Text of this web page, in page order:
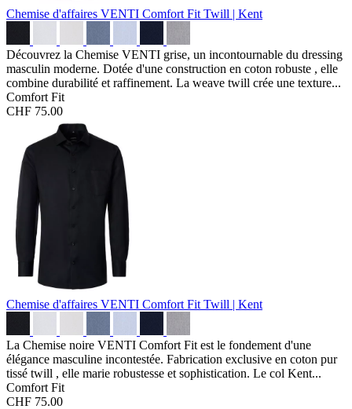
Chemise d'affaires VENTI Comfort Fit Twill | Kent
Découvrez la Chemise VENTI grise, un incontournable du dressing
masculin moderne. Dotée d'une construction en coton robuste , elle
combine durabilité et raffinement. La weave twill crée une texture...
Comfort Fit
CHF 75.00
Chemise d'affaires VENTI Comfort Fit Twill | Kent
La Chemise noire VENTI Comfort Fit est le fondement d'une
élégance masculine incontestée. Fabrication exclusive en coton pur
tissé twill , elle marie robustesse et sophistication. Le col Kent...
Comfort Fit
CHF 75.00